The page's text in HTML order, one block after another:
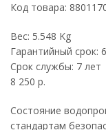
Код товара:
Вес: 5.548 Kg
Гарантийный срок:
Срок службы: 7 лет
8 250 p.
Состояние
стандартам